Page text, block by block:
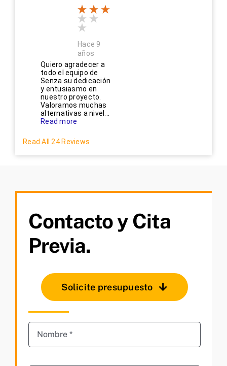
Hace 9
años
Quiero agradecer a
todo el equipo de
Senza su dedicación
y entusiasmo en
nuestro proyecto.
Valoramos muchas
alternativas a nivel...
Read more
Read All 24 Reviews
Contacto y Cita
Previa.
Solicite presupuesto